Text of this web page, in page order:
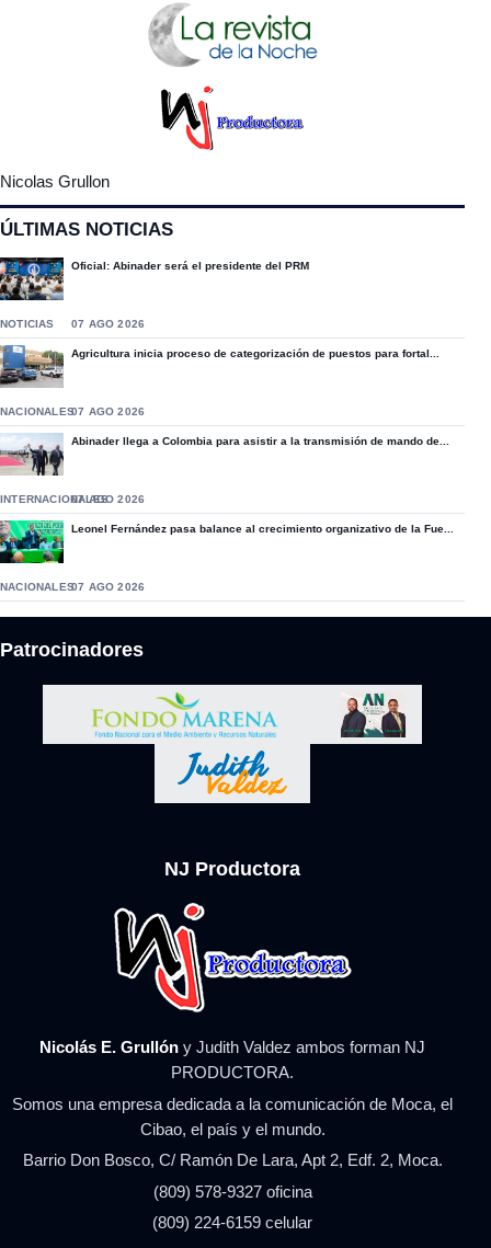
Nicolas Grullon
ÚLTIMAS NOTICIAS
Oficial: Abinader será el presidente del PRM
NOTICIAS 07 AGO 2026
Agricultura inicia proceso de categorización de puestos para fortal...
NACIONALES07 AGO 2026
Abinader llega a Colombia para asistir a la transmisión de mando de...
INTERNACIONALES07 AGO 2026
Leonel Fernández pasa balance al crecimiento organizativo de la Fue...
NACIONALES07 AGO 2026
Patrocinadores
NJ Productora
Nicolás E. Grullón y Judith Valdez ambos forman NJ
PRODUCTORA.
Somos una empresa dedicada a la comunicación de Moca, el
Cibao, el país y el mundo.
Barrio Don Bosco, C/ Ramón De Lara, Apt 2, Edf. 2, Moca.
(809) 578-9327 oficina
(809) 224-6159 celular